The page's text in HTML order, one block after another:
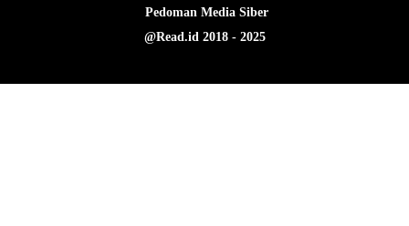
Pedoman Media Siber
@Read.id 2018 - 2025